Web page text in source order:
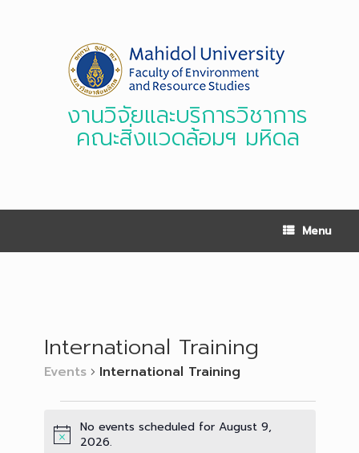
งานวิจัยและบริการวิชาการ
คณะสิ่งแวดล้อมฯ มหิดล
Menu
International Training
Events International Training
for
August
Notice
No events scheduled for August 9,
2026.